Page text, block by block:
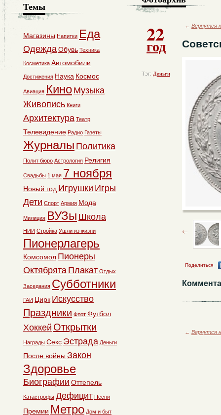
22
год
Тэг: Деньги
← Вернутся
Поделиться
← Вернутся
Темы
Магазины Напитки Еда
ОдеждаОбувь Техника
Косметика Автомобили
Достижения Наука Космос
Авиация Кино Музыка
Живопись Книги
Архитектура Театр
Телевидение Радио Газеты
Журналы Политика
Полит бюро Астрология Религия
Свадьбы 1 мая 7 ноября
Новый год Игрушки Игры
Дети Спорт Армия Мода
Милиция ВУЗы Школа
НИИ Стройка Ушли из жизни
Пионерлагерь
Комсомол Пионеры
Октябрята Плакат Отдых
Заседания Субботники
ГАИ Цирк Искусство
Праздники Флот Футбол
Хоккей Открытки
Награды Секс Эстрада Деньги
После войны Закон
Здоровье
Биографии Оттепель
Катастрофы Дефицит Песни
Премии Метро Дом и быт